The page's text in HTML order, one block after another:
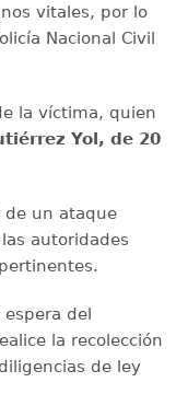
vitales, por lo
Nacional Civil
la víctima, quien
Yol, de 20
de un ataque
autoridades
espera del
la recolección
de ley